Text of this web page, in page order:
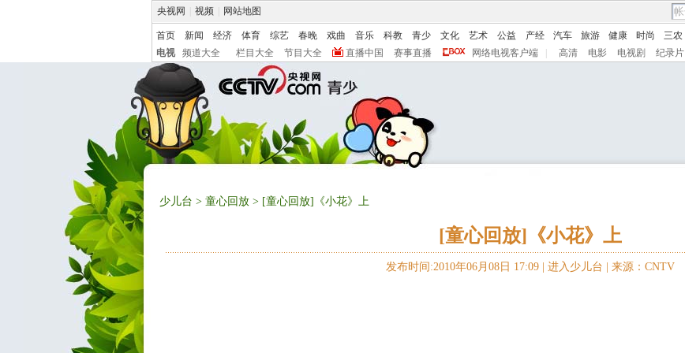
央视网 视频 网站地图
首页 新闻 经济 体育 综艺 春晚 戏曲 音乐 科教 青少 文化 艺术 公益 产经 汽车 旅游 健康 时尚 三农
电视
频道大全 栏目大全 节目大全 直播中国 赛事直播 网络电视客户端 高清 电影 电视剧 纪录片
少儿台 > 童心回放 > [童心回放]《小花》上
[童心回放]《小花》上
发布时间:2010年06月08日 17:09 | 进入少儿台 来源：CNTV